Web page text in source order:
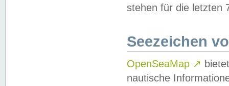
stehen für die letzten
Seezeichen
OpenSeaMap ↗
nautische